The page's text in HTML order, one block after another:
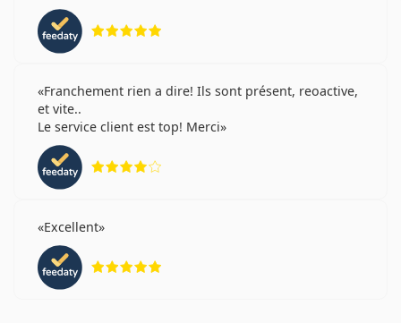
Franchement rien a dire! Ils sont présent, reoactive,
et vite..
Le service client est top! Merci
Excellent